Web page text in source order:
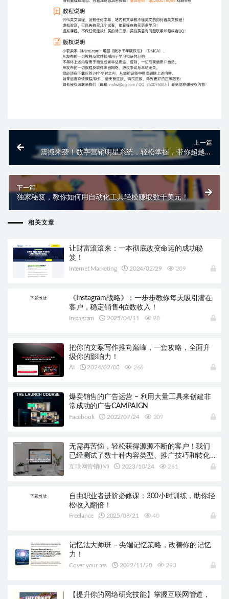
上一篇
震撼来袭！数字营销明星系统，轻松掌握，带你超越对
下一篇
独家秘笈，教你如何用自动化工具轻松赚取数千美元！
相关文章
让财富滚滚来：一本彻底改变命运的成功秘
笈！
Internet Marketing 2024/02/29 209
《Instagram战略》：一步步教你每天吸引潜在
客户，稳定销售4位数收入！
Instagram 2025/04/11 98
把你的文案写作推向巅峰，一套攻略，全面升
级你的影响力！
AI 2024/02/03 266
爆卖销售的广告运营 – 利用大量工具来创建非
常成功的广告CAMPAIGN
Facebook 2022/07/24 209
无需再苦恼，轻松获得源源不断的客户！我们
已经测试了数十种内容类型、推广技巧和转化
策略，并将其浓缩成一个6部分系统，帮助你获
互联网营销(IM) 2023/10/24 261
自由职业者进阶必修课：300小时训练，助你轻
松收入翻倍！
Freelance 2025/08/21 40
记忆法大师班 – 尖端记忆策略，改善你的记忆
力！
Cover your ass 2022/11/20 293
【提升你的网络研究技能】掌握互联网管道，